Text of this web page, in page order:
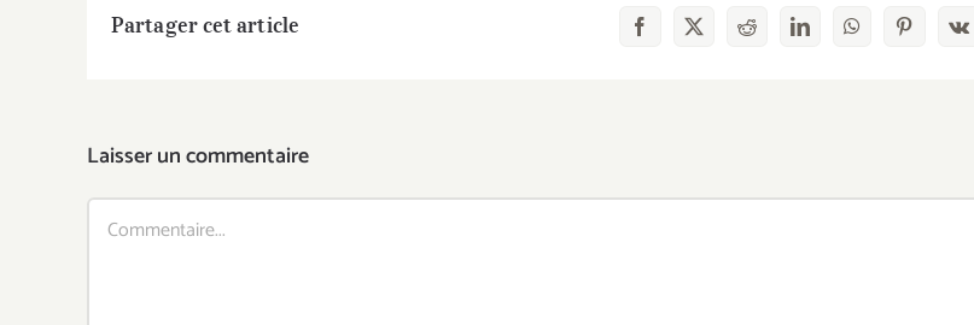
Partager cet article Facebook
X RedditLinkedInWhatsAppPinterest
Vk
Laisser un commentaire
Commentaire